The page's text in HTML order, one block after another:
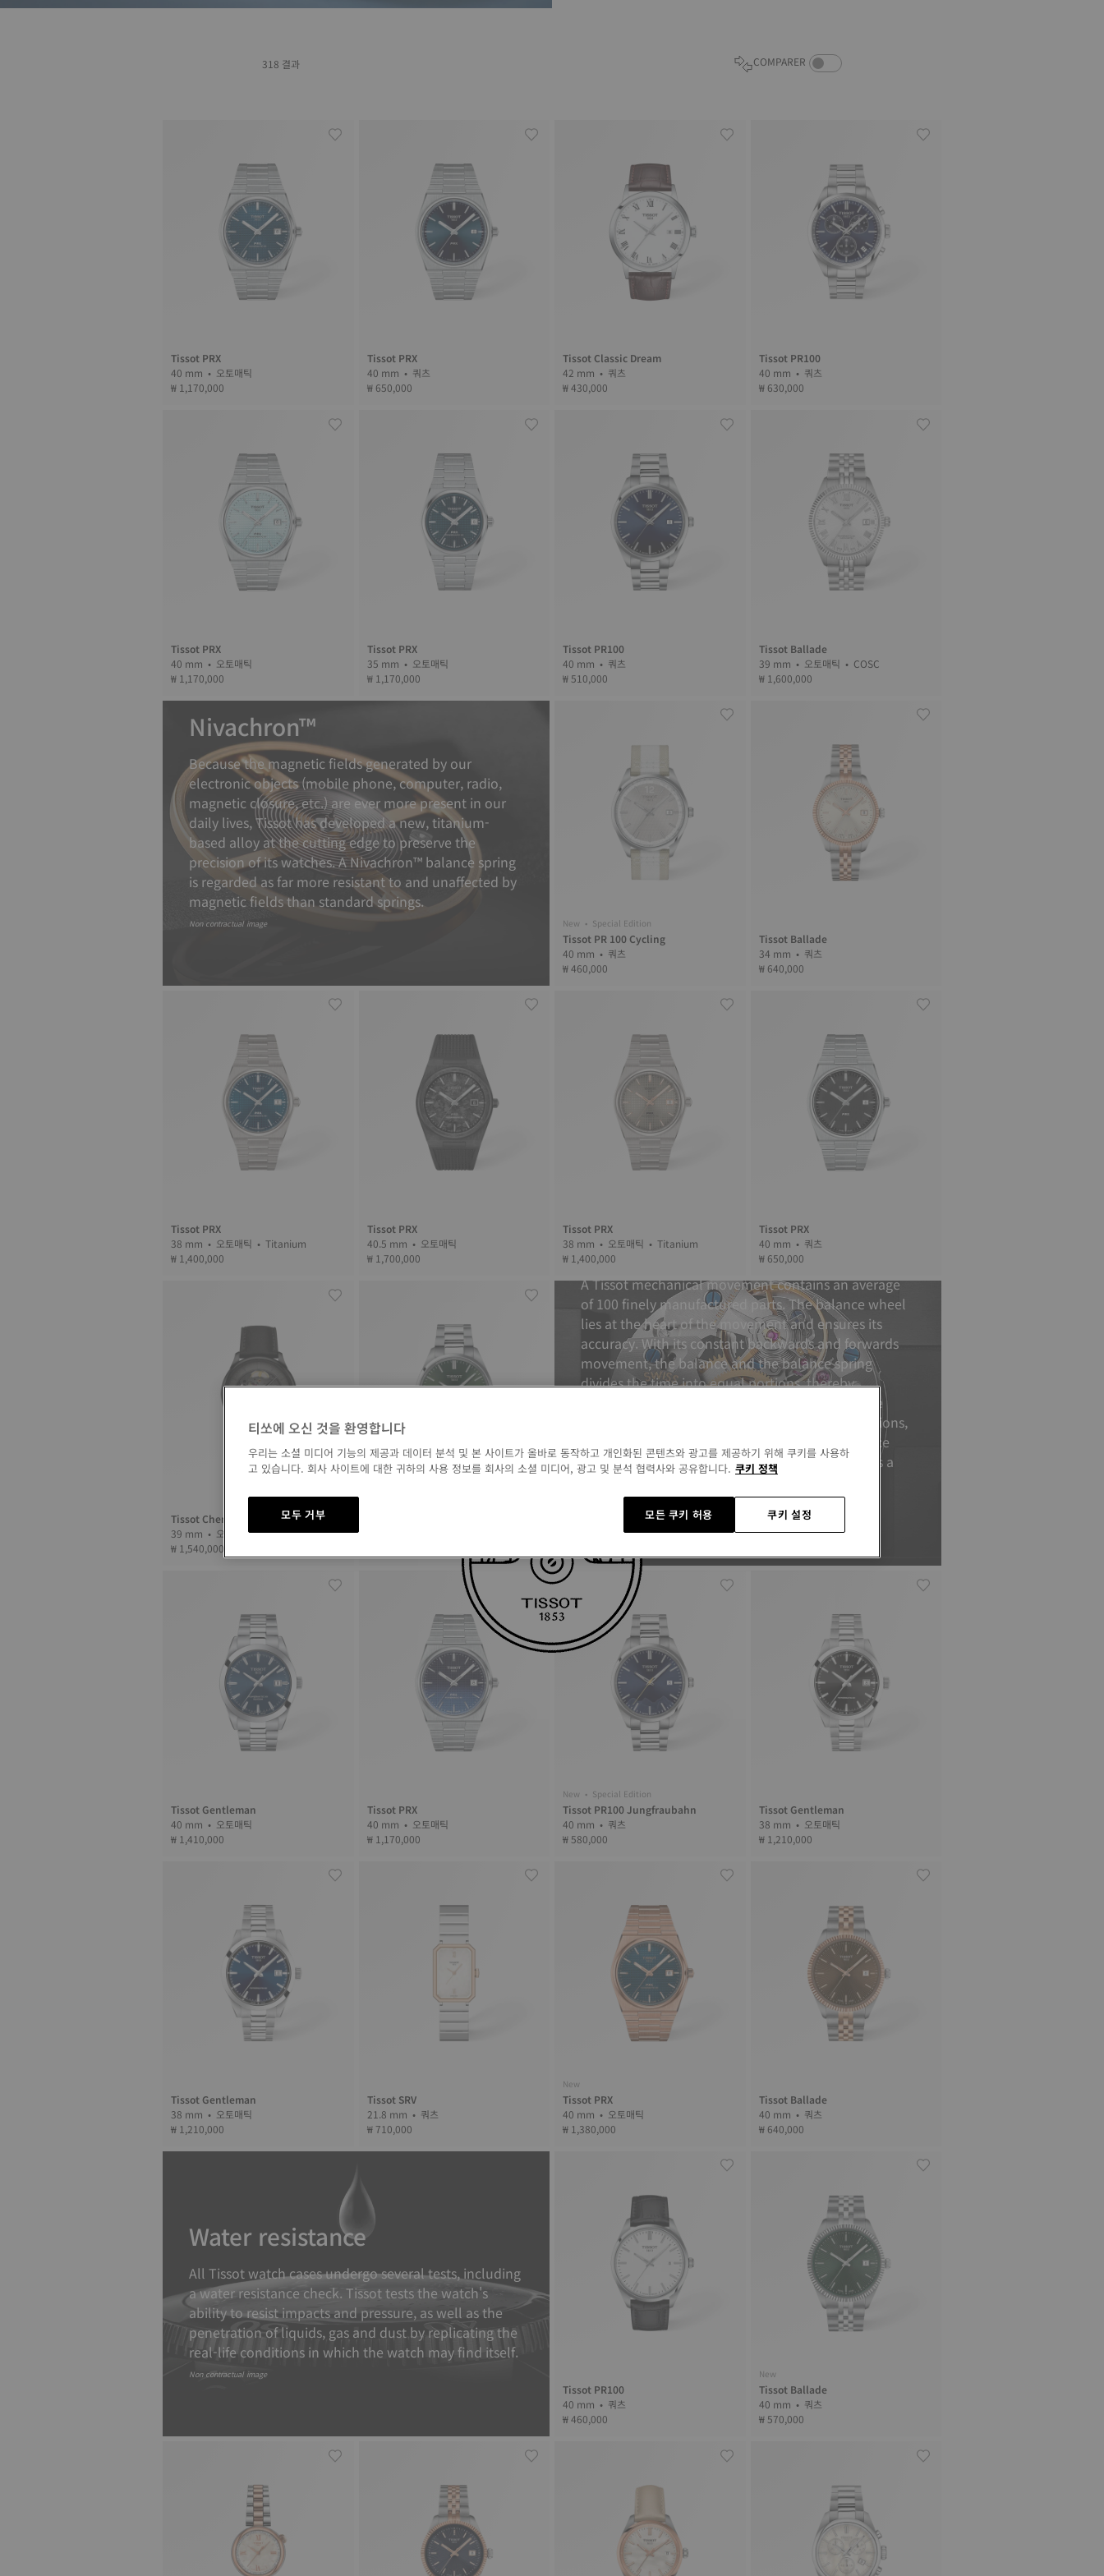
318 결과 COMPARER COMPARE PRODUCTS TOGGLE
Tissot PRX
40 mm • 오토매틱
₩ 1,170,000
Tissot PRX
40 mm • 쿼츠
₩ 650,000
Tissot Classic Dream
42 mm • 쿼츠
₩ 430,000
Tissot PR100
40 mm • 쿼츠
₩ 630,000
Tissot PRX
40 mm • 오토매틱
₩ 1,170,000
Tissot PRX
35 mm • 오토매틱
₩ 1,170,000
Tissot PR100
40 mm • 쿼츠
₩ 510,000
Tissot Ballade
39 mm • 오토매틱 • COSC
₩ 1,600,000
Nivachron™
Because the magnetic fields generated by our
electronic objects (mobile phone, computer, radio,
magnetic closure, etc.) are ever more present in our
daily lives, Tissot has developed a new, titanium-
based alloy at the cutting edge to preserve the
precision of its watches. A Nivachron™ balance spring
is regarded as far more resistant to and unaffected by
magnetic fields than standard springs.
Non contractual image New • Special Edition
Tissot PR 100 Cycling
40 mm • 쿼츠
₩ 460,000
Tissot Ballade
34 mm • 쿼츠
₩ 640,000
Tissot PRX
38 mm • 오토매틱 • Titanium
₩ 1,400,000
Tissot PRX
40.5 mm • 오토매틱
₩ 1,700,000
Tissot PRX
38 mm • 오토매틱 • Titanium
₩ 1,400,000
Tissot PRX
40 mm • 쿼츠
₩ 650,000
Tissot Chemin Des Tourelles
39 mm • 오토매틱
₩ 1,540,000
Mechanical movements
A Tissot mechanical movement contains an average
of 100 finely manufactured parts. The balance wheel
lies at the heart of the movement and ensures its
accuracy. With its constant backwards and forwards
movement, the balance and the balance spring
divides the time into equal portions, thereby
accurately regulating the movement of time. The
movements of the balance spring, called oscillations,
are what causes your watch to “tick”. The balance
wheel’s total oscillations equate to 385,000 turns a
Tissot Gentleman
40 mm • 오토매틱
₩ 1,410,000
Tissot PRX
40 mm • 오토매틱
₩ 1,170,000
New • Special Edition
Tissot PR100 Jungfraubahn
40 mm • 쿼츠
₩ 580,000
Tissot Gentleman
38 mm • 오토매틱
₩ 1,210,000
Tissot Gentleman
38 mm • 오토매틱
₩ 1,210,000
Tissot SRV
21.8 mm • 쿼츠
₩ 710,000
New
Tissot PRX
40 mm • 오토매틱
₩ 1,380,000
Tissot Ballade
40 mm • 쿼츠
₩ 640,000
Water resistance
All Tissot watch cases undergo several tests, including
a water resistance check. Tissot tests the watch's
ability to resist impacts and pressure, as well as the
penetration of liquids, gas and dust by replicating the
real-life conditions in which the watch may find itself.
Non contractual image
Tissot PR100
40 mm • 쿼츠
₩ 460,000
New
Tissot Ballade
40 mm • 쿼츠
₩ 570,000
티쏘에 오신 것을 환영합니다
우리는 소셜 미디어 기능의 제공과 데이터 분석 및 본 사이트가 올바로 동작하고 개인화된 콘텐츠와 광고를 제공하기 위해 쿠키를 사용하
고 있습니다. 회사 사이트에 대한 귀하의 사용 정보를 회사의 소셜 미디어, 광고 및 분석 협력사와 공유합니다. 쿠키 정책
쿠키 설정
모두 거부 모든 쿠키 허용